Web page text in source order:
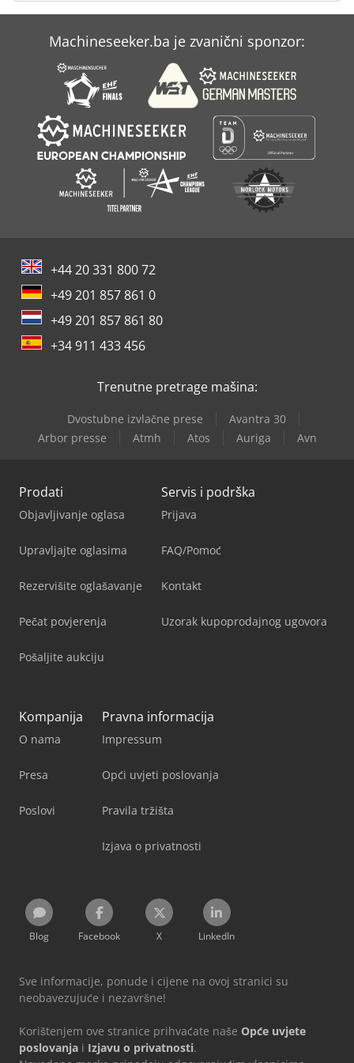
Case Ih Mx 135
Case Ih Mx 150
Case Ih Mxm 130
Machineseeker.ba je zvanični sponzor:
+44 20 331 800 72
+49 201 857 861 0
+49 201 857 861 80
+34 911 433 456
Trenutne pretrage mašina:
Dvostubne izvlačne prese
Avantra 30
Arbor presse
Atmh Atos Auriga Avn
Prodati
Objavljivanje oglasa
Upravljajte oglasima
Rezervišite oglašavanje
Pečat povjerenja
Pošaljite aukciju
Servis i podrška
Prijava
FAQ/Pomoć
Kontakt
Uzorak kupoprodajnog ugovora
Kompanija
O nama
Presa
Poslovi
Pravna informacija
Impressum
Opći uvjeti poslovanja
Pravila tržišta
Izjava o privatnosti
Blog Facebook X LinkedIn
Sve informacije, ponude i cijene na ovoj stranici su
neobavezujuće i nezavršne!
Korištenjem ove stranice prihvaćate naše Opće uvjete
poslovanja i Izjavu o privatnosti.